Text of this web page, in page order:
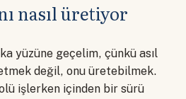
nasıl üretiyor
yüzüne geçelim, çünkü asıl
değil, onu üretebilmek.
işlerken içinden bir sürü